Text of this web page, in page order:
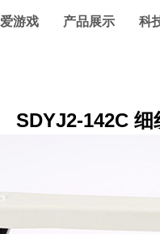
爱游戏 产品展示 科
SDYJ2-142C